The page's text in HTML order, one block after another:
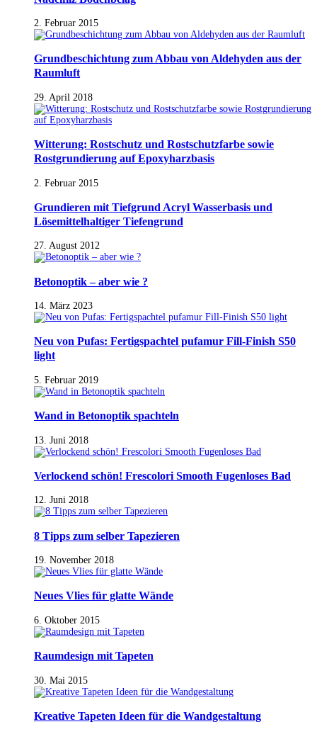
2. Februar 2015
Grundbeschichtung zum Abbau von Aldehyden aus der
Raumluft
29. April 2018
Witterung: Rostschutz und Rostschutzfarbe sowie
Rostgrundierung auf Epoxyharzbasis
2. Februar 2015
Grundieren mit Tiefgrund Acryl Wasserbasis und
Lösemittelhaltiger Tiefengrund
27. August 2012
Betonoptik – aber wie ?
14. März 2023
Neu von Pufas: Fertigspachtel pufamur Fill-Finish S50
light
5. Februar 2019
Wand in Betonoptik spachteln
13. Juni 2018
Verlockend schön! Frescolori Smooth Fugenloses Bad
12. Juni 2018
8 Tipps zum selber Tapezieren
19. November 2018
Neues Vlies für glatte Wände
6. Oktober 2015
Raumdesign mit Tapeten
30. Mai 2015
Kreative Tapeten Ideen für die Wandgestaltung